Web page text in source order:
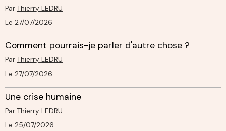
Par Thierry LEDRU
Le 27/07/2026
Comment pourrais-je parler d'autre chose ?
Par Thierry LEDRU
Le 27/07/2026
Une crise humaine
Par Thierry LEDRU
Le 25/07/2026